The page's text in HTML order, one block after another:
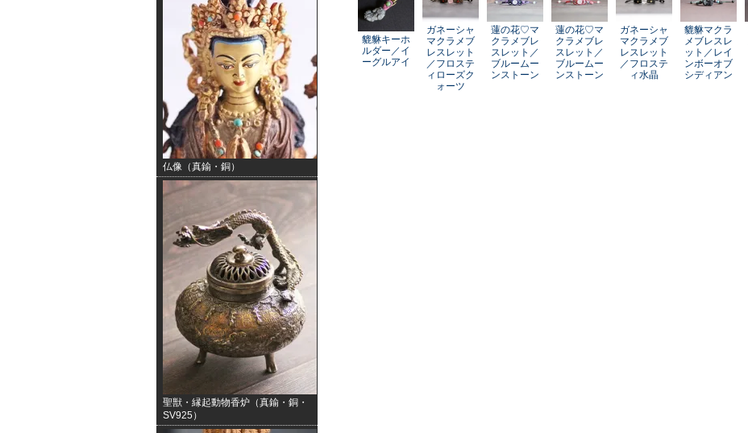
仏像（真鍮・銅）
聖獣・縁起動物香炉（真鍮・銅・
SV925）
貔貅キーホ
ルダー／イ
ーグルアイ
ガネーシャ
マクラメブ
レスレット
／フロステ
ィローズク
ォーツ
蓮の花♡マ
クラメブレ
スレット／
ブルームー
ンストーン
蓮の花♡マ
クラメブレ
スレット／
ブルームー
ンストーン
ガネーシャ
マクラメブ
レスレット
／フロステ
ィ水晶
貔貅マクラ
メブレスレ
ット／レイ
ンボーオブ
シディアン